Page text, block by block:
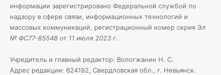
информации зарегистрировано Федеральной службой по
надзору в сфере связи, информационных технологий и
массовых коммуникаций, регистрационный номер серия Эл
№ ФС77-85548 от 11 июля 2023 г.
Учредитель и главный редактор: Вологжанин Н. С.
Адрес редакции: 624192, Свердловская обл., г. Невьянск.